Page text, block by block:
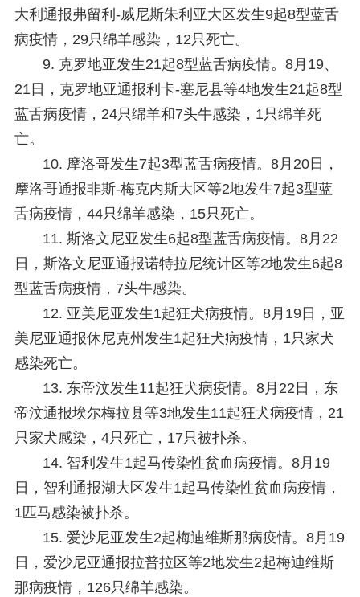
大利通报弗留利-威尼斯朱利亚大区发生9起8型蓝舌
病疫情，29只绵羊感染，12只死亡。
9. 克罗地亚发生21起8型蓝舌病疫情。8月19、
21日，克罗地亚通报利卡-塞尼县等4地发生21起8型
蓝舌病疫情，24只绵羊和7头牛感染，1只绵羊死
亡。
10. 摩洛哥发生7起3型蓝舌病疫情。8月20日，
摩洛哥通报非斯-梅克内斯大区等2地发生7起3型蓝
舌病疫情，44只绵羊感染，15只死亡。
11. 斯洛文尼亚发生6起8型蓝舌病疫情。8月22
日，斯洛文尼亚通报诺特拉尼统计区等2地发生6起8
型蓝舌病疫情，7头牛感染。
12. 亚美尼亚发生1起狂犬病疫情。8月19日，亚
美尼亚通报休尼克州发生1起狂犬病疫情，1只家犬
感染死亡。
13. 东帝汶发生11起狂犬病疫情。8月22日，东
帝汶通报埃尔梅拉县等3地发生11起狂犬病疫情，21
只家犬感染，4只死亡，17只被扑杀。
14. 智利发生1起马传染性贫血病疫情。8月19
日，智利通报湖大区发生1起马传染性贫血病疫情，
1匹马感染被扑杀。
15. 爱沙尼亚发生2起梅迪维斯那病疫情。8月19
日，爱沙尼亚通报拉普拉区等2地发生2起梅迪维斯
那病疫情，126只绵羊感染。